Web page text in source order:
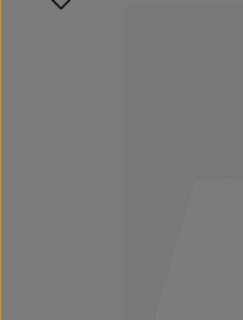
Bildergalerie überspringen